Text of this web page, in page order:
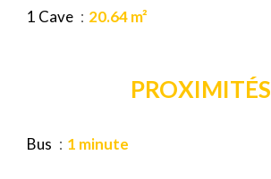
1 Cave 20.64 m²
PROXIMITÉS
Bus 1 minute